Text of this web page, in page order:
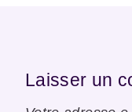
Laisser un